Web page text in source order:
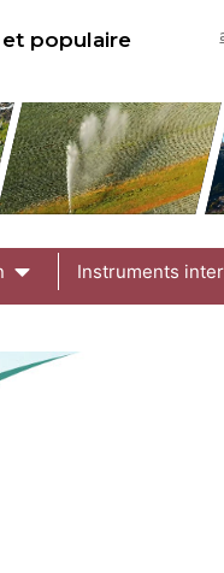
populaire
Instruments